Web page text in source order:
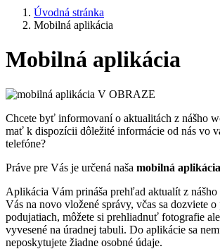
Úvodná stránka
Mobilná aplikácia
Mobilná aplikácia
Chcete byť informovaní o aktualitách z nášho
mať k dispozícii dôležité informácie od nás vo
telefóne?
Práve pre Vás je určená naša mobilná
Aplikácia Vám prináša prehľad aktualít z
Vás na novo vložené správy, včas sa dozviete
podujatiach, môžete si prehliadnuť fotografie
vyvesené na úradnej tabuli. Do aplikácie sa
neposkytujete žiadne osobné údaje.